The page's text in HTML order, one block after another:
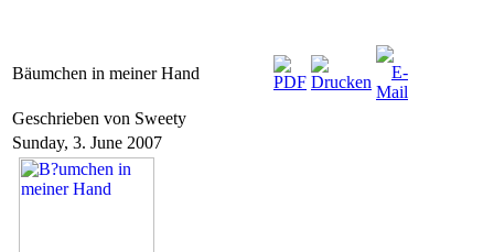
Bäumchen in meiner Hand
Geschrieben von Sweety
Sunday, 3. June 2007